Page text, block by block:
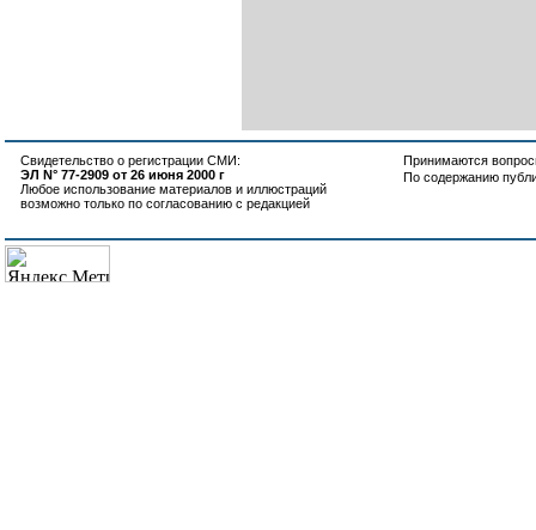
Свидетельство о регистрации СМИ:
ЭЛ N° 77-2909 от 26 июня 2000 г
Любое использование материалов и иллюстраций
возможно только по согласованию с редакцией
Принимаются
По содержанию